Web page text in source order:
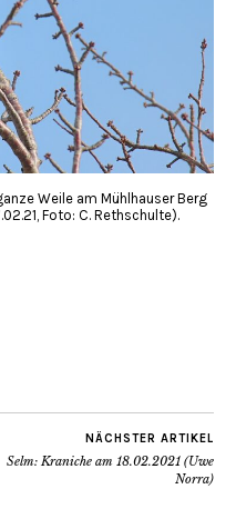
Weile am Mühlhauser Berg
Foto: C. Rethschulte).
NÄCHSTER ARTIKEL
Selm: Kraniche am 18.02.2021 (Uwe
Norra)